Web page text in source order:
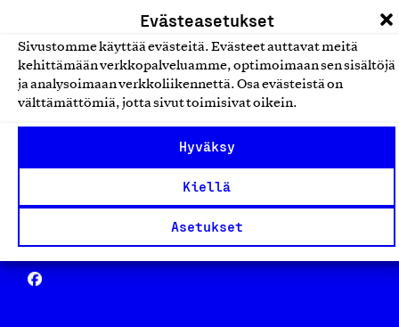
Evästeasetukset
Sivustomme käyttää evästeitä. Evästeet auttavat meitä
kehittämään verkkopalveluamme, optimoimaan sen sisältöjä
ja analysoimaan verkkoliikennettä. Osa evästeistä on
välttämättömiä, jotta sivut toimisivat oikein.
Hyväksy
Kiellä
Asetukset
Avainlippu
Yhteiskunnallinen Yritys -merkki